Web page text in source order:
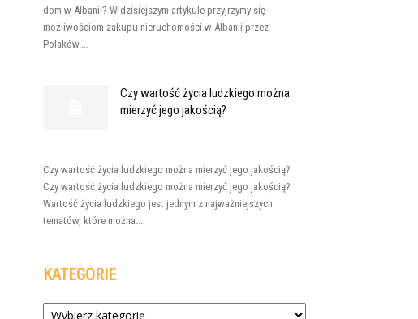
dom w Albanii? W dzisiejszym artykule przyjrzymy się
możliwościom zakupu nieruchomości w Albanii przez
Polaków....
Czy wartość życia ludzkiego można
mierzyć jego jakością?
Czy wartość życia ludzkiego można mierzyć jego jakością?
Czy wartość życia ludzkiego można mierzyć jego jakością?
Wartość życia ludzkiego jest jednym z najważniejszych
tematów, które można...
KATEGORIE
Kategorie